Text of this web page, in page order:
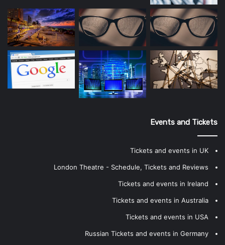
Events and Tickets
Tickets and events in UK
London Theatre - Schedule, Tickets and Reviews
Tickets and events in Ireland
Tickets and events in Australia
Tickets and events in USA
Russian Tickets and events in Germany